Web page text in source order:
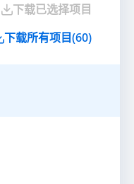
下载已选择项目
下载所有项目(60)